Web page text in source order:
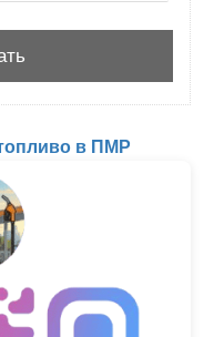
в ПМР